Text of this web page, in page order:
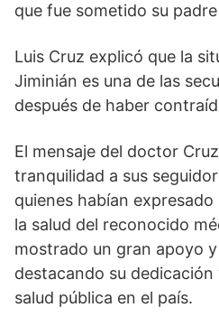
que fue sometido su
Luis Cruz explicó que la
Jiminián es una de las
después de haber
El mensaje del doctor
tranquilidad a sus
quienes habían
la salud del reconocido
mostrado un gran apoyo
destacando su
salud pública en el país.